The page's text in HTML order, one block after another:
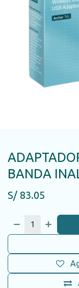
BANDA
S/ 83.05